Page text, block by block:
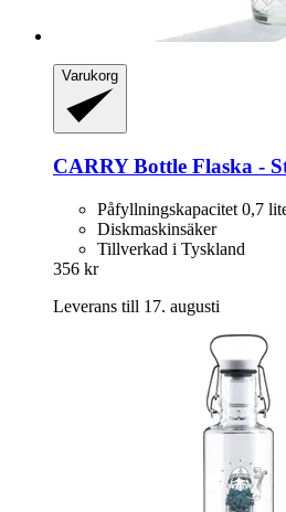
Varukorg
CARRY Bottle Flaska -​
Påfyllningskapacitet 0,7
Diskmaskinsäker
Tillverkad i Tyskland
356 kr
Leverans till 17. augusti